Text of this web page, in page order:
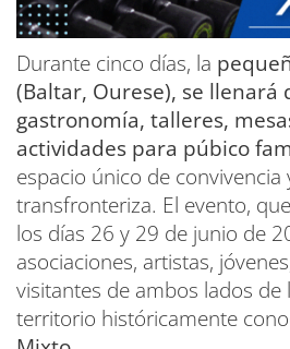
Durante cinco días, la
(Baltar, Ourese), se llenará
gastronomía, talleres,
actividades para púbico
espacio único de convivencia
transfronteriza. El evento,
los días 26 y 29 de junio de
asociaciones, artistas,
visitantes de ambos lados de
territorio históricamente